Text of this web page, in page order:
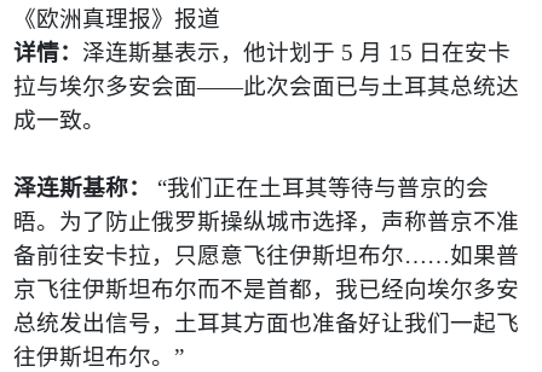
《欧洲真理报》报道
详情： 泽连斯基表示，他计划于 5 月 15 日在安卡
拉与埃尔多安会面——此次会面已与土耳其总统达
成一致。
泽连斯基称： “我们正在土耳其等待与普京的会
晤。为了防止俄罗斯操纵城市选择，声称普京不准
备前往安卡拉，只愿意飞往伊斯坦布尔……如果普
京飞往伊斯坦布尔而不是首都，我已经向埃尔多安
总统发出信号，土耳其方面也准备好让我们一起飞
往伊斯坦布尔。 ”